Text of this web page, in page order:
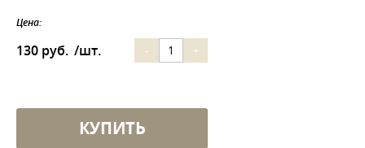
Цена:
130 руб. /шт. - +